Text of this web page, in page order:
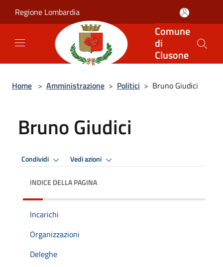
Regione Lombardia
Comune
di
Clusone
Home > Amministrazione > Politici > Bruno Giudici
Bruno Giudici
Condividi Vedi azioni
INDICE DELLA PAGINA
Incarichi
Organizzazioni
Deleghe